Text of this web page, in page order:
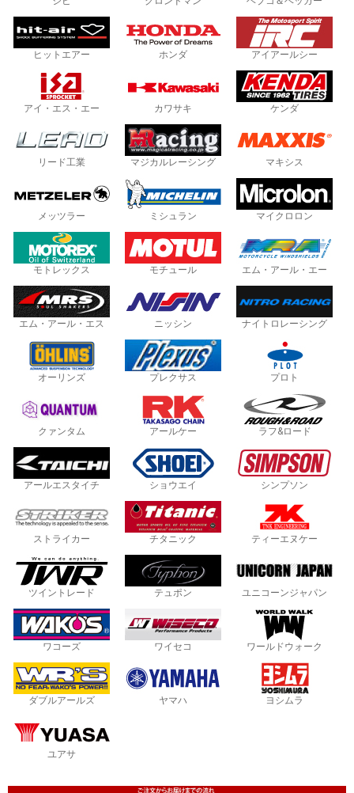
ヒットエアー ホンダ アイアールシー
アイ・エス・エー カワサキ ケンダ
リード工業 マジカルレーシング マキシス
メッツラー ミシュラン マイクロロン
モトレックス モチュール エム・アール・エー
エム・アール・エス ニッシン ナイトロレーシング
オーリンズ プレクサス プロト
クァンタム アールケー ラフ&ロード
アールエスタイチ ショウエイ シンプソン
ストライカー チタニック ティーエヌケー
ツイントレード テュポン ユニコーンジャパン
ワコーズ ワイセコ ワールドウォーク
ダブルアールズ ヤマハ ヨシムラ
ユアサ